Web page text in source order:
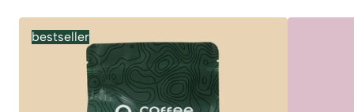
bestseller